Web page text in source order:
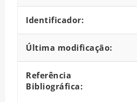
Identificador:
Última modificação:
Referência
Bibliográfica: